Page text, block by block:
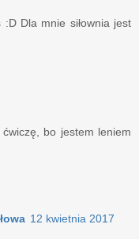
Dla mnie siłownia jest
bo jestem leniem
12 kwietnia 2017